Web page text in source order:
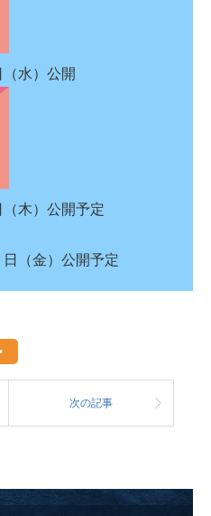
（水）公開
（木）公開予定
日（金）公開予定
次の記事